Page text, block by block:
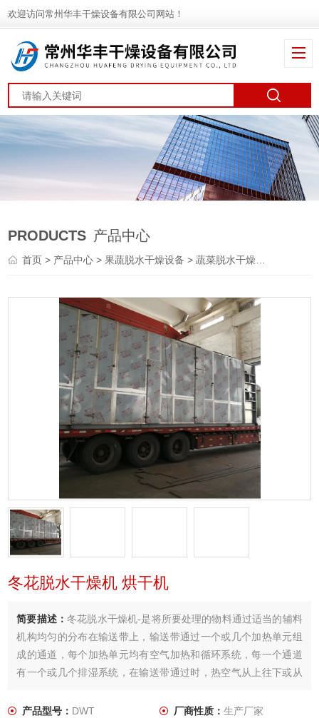
欢迎访问常州华丰干燥设备有限公司网站！
PRODUCTS 产品中心
首页> 产品中心 >果蔬脱水干燥设备 >蔬菜脱水干燥机
冬花脱水干燥机 烘干机
简要描述：冬花脱水干燥机-是将所要处理的物料通过适当的辅料
机构均匀的分布在输送带上，输送带通过一个或几个加热单元组
成的通道，每个加热单元均有空气加热和循环系统，每一个通道
有一个或几个排湿系统，在输送带通过时，热空气从上往下或从
产品型号： DWT 厂商性质： 生产厂家